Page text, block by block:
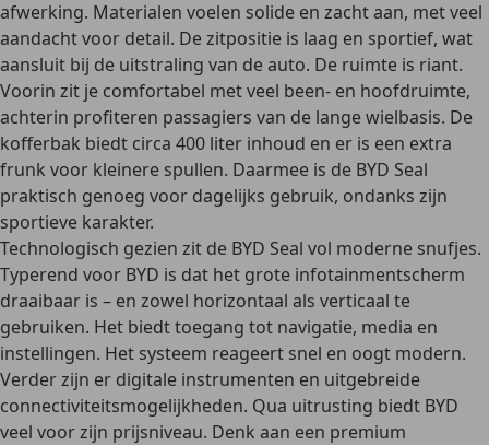
afwerking. Materialen voelen solide en zacht aan, met veel
aandacht voor detail. De zitpositie is laag en sportief, wat
aansluit bij de uitstraling van de auto. De ruimte is riant.
Voorin zit je comfortabel met veel been- en hoofdruimte,
achterin profiteren passagiers van de lange wielbasis. De
kofferbak biedt circa 400 liter inhoud en er is een extra
frunk voor kleinere spullen. Daarmee is de BYD Seal
praktisch genoeg voor dagelijks gebruik, ondanks zijn
sportieve karakter.
Technologisch gezien zit de BYD Seal vol moderne snufjes.
Typerend voor BYD is dat het grote infotainmentscherm
draaibaar is – en zowel horizontaal als verticaal te
gebruiken. Het biedt toegang tot navigatie, media en
instellingen. Het systeem reageert snel en oogt modern.
Verder zijn er digitale instrumenten en uitgebreide
connectiviteitsmogelijkheden. Qua uitrusting biedt BYD
veel voor zijn prijsniveau. Denk aan een premium